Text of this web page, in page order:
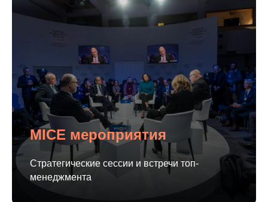
MICE мероприятия
Стратегические сессии и встречи топ-
менеджмента